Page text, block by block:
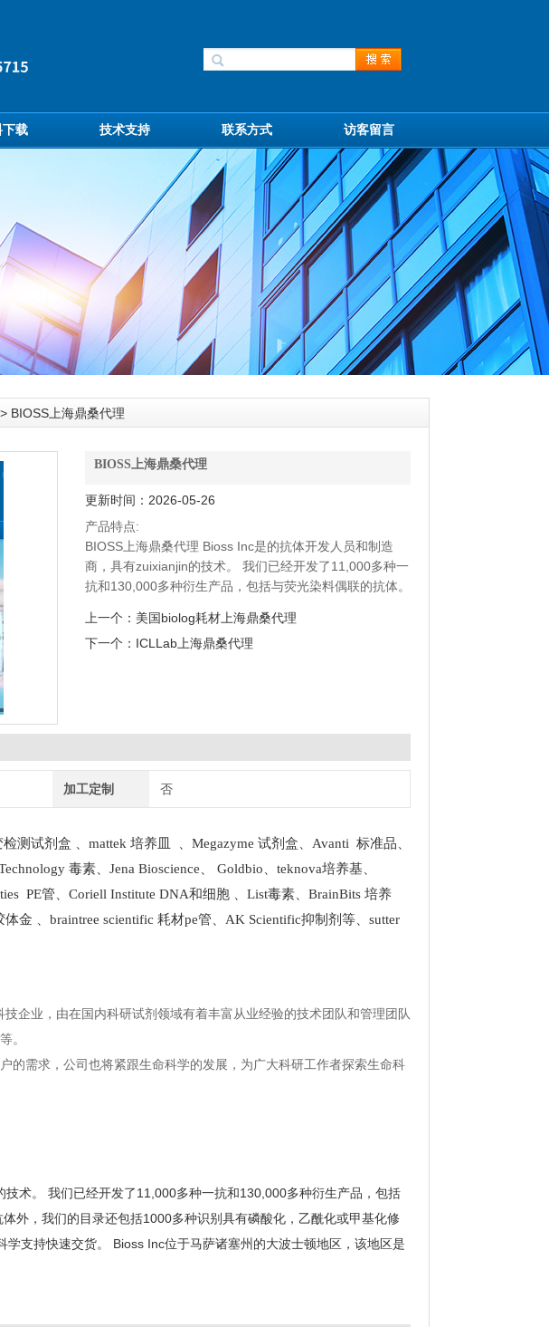
载 技术支持 联系方式 访客留言
> BIOSS上海鼎桑代理
BIOSS上海鼎桑代理
更新时间：2026-05-26
产品特点:
BIOSS上海鼎桑代理 Bioss Inc是的抗体开发人员和制造
商，具有zuixianjin的技术。 我们已经开发了11,000多种一
抗和130,000多种衍生产品，包括与荧光染料偶联的抗体。
1000多种识别具有磷酸化，乙酰化或甲基化修饰的蛋白质
的特异性抗体。 我们公司承诺以*，优质的科学支持快速交
上一个： 美国biolog耗材上海鼎桑代理
下一个： ICLLab上海鼎桑代理
加工定制 否
检测试剂盒 mattek 培养皿 Megazyme 试剂盒 Avanti 标准品
毒素、 Jena Bioscience Goldbio teknova培养基
PE管 Coriell Institute DNA和细胞 List毒素、 BrainBits 培养
体金 braintree scientific 耗材pe管 AK Scientific抑制剂等、 sutter
企业，由在国内科研试剂领域有着丰富从业经验的技术团队和管理团队
。
的需求，公司也将紧跟生命科学的发展，为广大科研工作者探索生命科
术。 我们已经开发了11,000多种一抗和130,000多种衍生产品，包括
外，我们的目录还包括1000多种识别具有磷酸化，乙酰化或甲基化修
支持快速交货。 Bioss Inc位于马萨诸塞州的大波士顿地区，该地区是